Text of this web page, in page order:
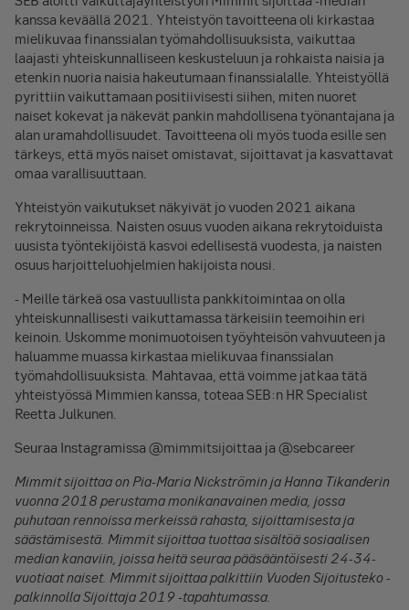
kanssa keväällä 2021. Yhteistyön tavoitteena oli kirkastaa
mielikuvaa finanssialan työmahdollisuuksista, vaikuttaa
laajasti yhteiskunnalliseen keskusteluun ja rohkaista naisia ja
etenkin nuoria naisia hakeutumaan finanssialalle. Yhteistyöllä
pyrittiin vaikuttamaan positiivisesti siihen, miten nuoret
naiset kokevat ja näkevät pankin mahdollisena työnantajana ja
alan uramahdollisuudet. Tavoitteena oli myös tuoda esille sen
tärkeys, että myös naiset omistavat, sijoittavat ja kasvattavat
omaa varallisuuttaan.
Yhteistyön vaikutukset näkyivät jo vuoden 2021 aikana
rekrytoinneissa. Naisten osuus vuoden aikana rekrytoiduista
uusista työntekijöistä kasvoi edellisestä vuodesta, ja naisten
osuus harjoitteluohjelmien hakijoista nousi.
- Meille tärkeä osa vastuullista pankkitoimintaa on olla
yhteiskunnallisesti vaikuttamassa tärkeisiin teemoihin eri
keinoin. Uskomme monimuotoisen työyhteisön vahvuuteen ja
haluamme muassa kirkastaa mielikuvaa finanssialan
työmahdollisuuksista. Mahtavaa, että voimme jatkaa tätä
yhteistyössä Mimmien kanssa, toteaa SEB:n HR Specialist
Reetta Julkunen.
Seuraa Instagramissa @mimmitsijoittaa ja @sebcareer
Mimmit sijoittaa on Pia-Maria Nickströmin ja Hanna Tikanderin
vuonna 2018 perustama monikanavainen media, jossa
puhutaan rennoissa merkeissä rahasta, sijoittamisesta ja
säästämisestä. Mimmit sijoittaa tuottaa sisältöä sosiaalisen
median kanaviin, joissa heitä seuraa pääsääntöisesti 24-34-
vuotiaat naiset. Mimmit sijoittaa palkittiin Vuoden Sijoitusteko -
palkinnolla Sijoittaja 2019 -tapahtumassa.